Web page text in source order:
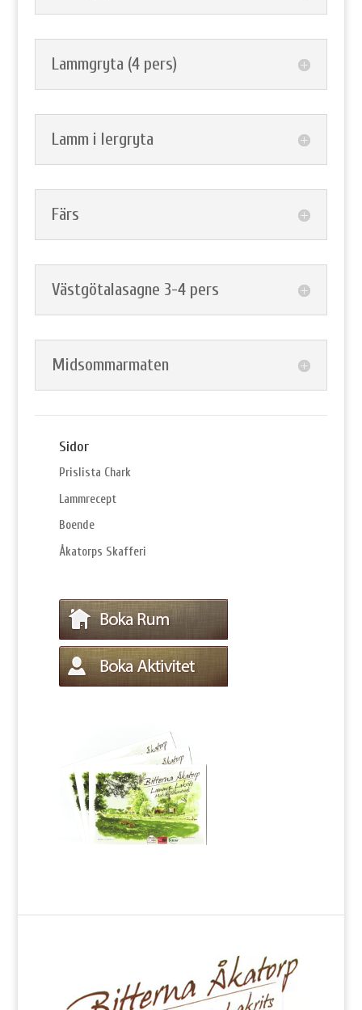
Lammgryta (4 pers)
Lamm i lergryta
Färs
Västgötalasagne 3-4 pers
Midsommarmaten
Sidor
Prislista Chark
Lammrecept
Boende
Åkatorps Skafferi